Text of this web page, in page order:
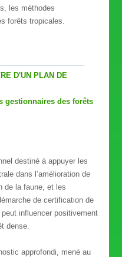
les méthodes
forêts tropicales.
D'UN PLAN DE
gestionnaires des forêts
destiné à appuyer les
dans l’amélioration de
de la faune, et les
de certification de
influencer positivement
dense.
approfondi, mené au